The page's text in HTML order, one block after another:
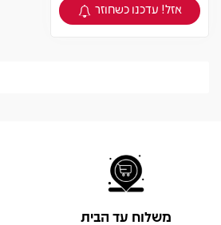
צפיה במוצר
אזל! עדכנו כשחוזר
משלוח עד הבית